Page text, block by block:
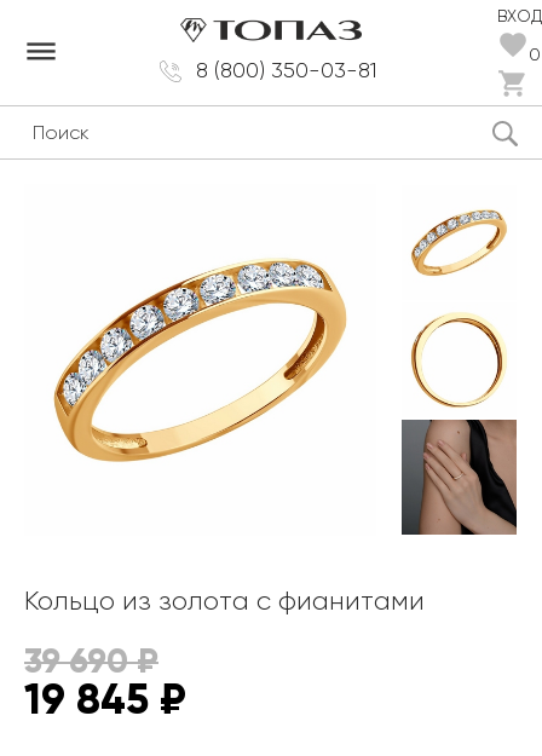
8 (800) 350-03-81
ВХОД
0
dehaze
Кольцо из золота с фианитами
39 690₽
19 845 ₽